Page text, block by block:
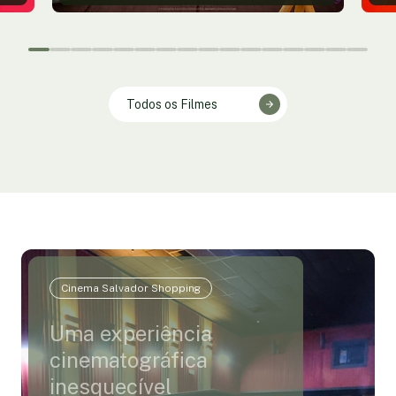
Todos os Filmes
Cinema Salvador Shopping
Uma experiência
cinematográfica
inesquecível